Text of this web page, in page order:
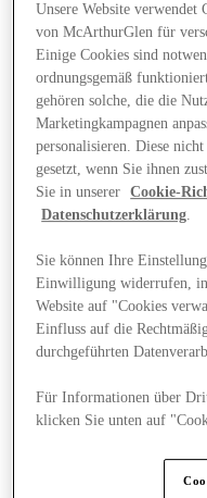
Angebote
Unsere Website verwendet
von McArthurGlen für
Einige Cookies sind
ordnungsgemäß
gehören solche, die die
Marketingkampagnen
personalisieren. Diese
gesetzt, wenn Sie ihnen
Sie in unserer
Cookie-
Datenschutzerklärung.
Sie können Ihre
Einwilligung widerrufen,
Website auf "Cookies
Einfluss auf die
durchgeführten
Für Informationen über
klicken Sie unten auf